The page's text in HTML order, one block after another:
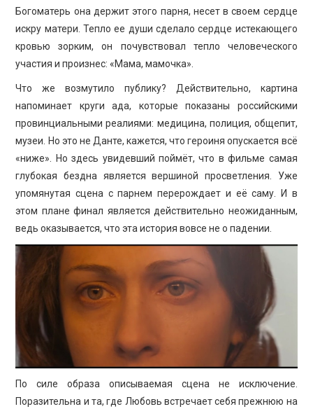
Богоматерь она держит этого парня, несет в своем сердце
искру матери. Тепло ее души сделало сердце истекающего
кровью зорким, он почувствовал тепло человеческого
участия и произнес: «Мама, мамочка».
Что же возмутило публику? Действительно, картина
напоминает круги ада, которые показаны российскими
провинциальными реалиями: медицина, полиция, общепит,
музеи. Но это не Данте, кажется, что героиня опускается всё
«ниже». Но здесь увидевший поймёт, что в фильме самая
глубокая бездна является вершиной просветления. Уже
упомянутая сцена с парнем перерождает и её саму. И в
этом плане финал является действительно неожиданным,
ведь оказывается, что эта история вовсе не о падении.
По силе образа описываемая сцена не исключение.
Поразительна и та, где Любовь встречает себя прежнюю на